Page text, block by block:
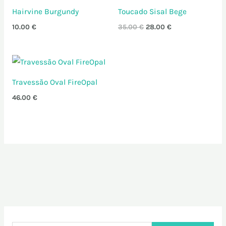
Hairvine Burgundy
10.00 €
Toucado Sisal Bege
35.00€ 28.00 €
Travessão Oval FireOpal
46.00 €